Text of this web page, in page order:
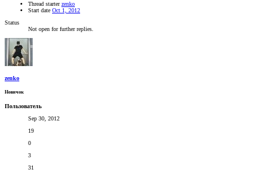
Thread starter zenko
Start date Oct 1, 2012
Status
Not open for further replies.
zenko
Новичок
Пользователь
Sep 30, 2012
19
0
3
31